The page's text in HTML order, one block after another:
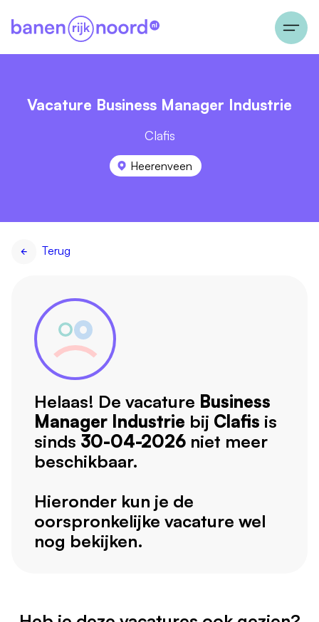
Vacature Business Manager Industrie
Clafis
Heerenveen
Terug
Helaas! De vacature Business
Manager Industrie bij Clafis is
sinds 30-04-2026 niet meer
beschikbaar.
Hieronder kun je de
oorspronkelijke vacature wel
nog bekijken.